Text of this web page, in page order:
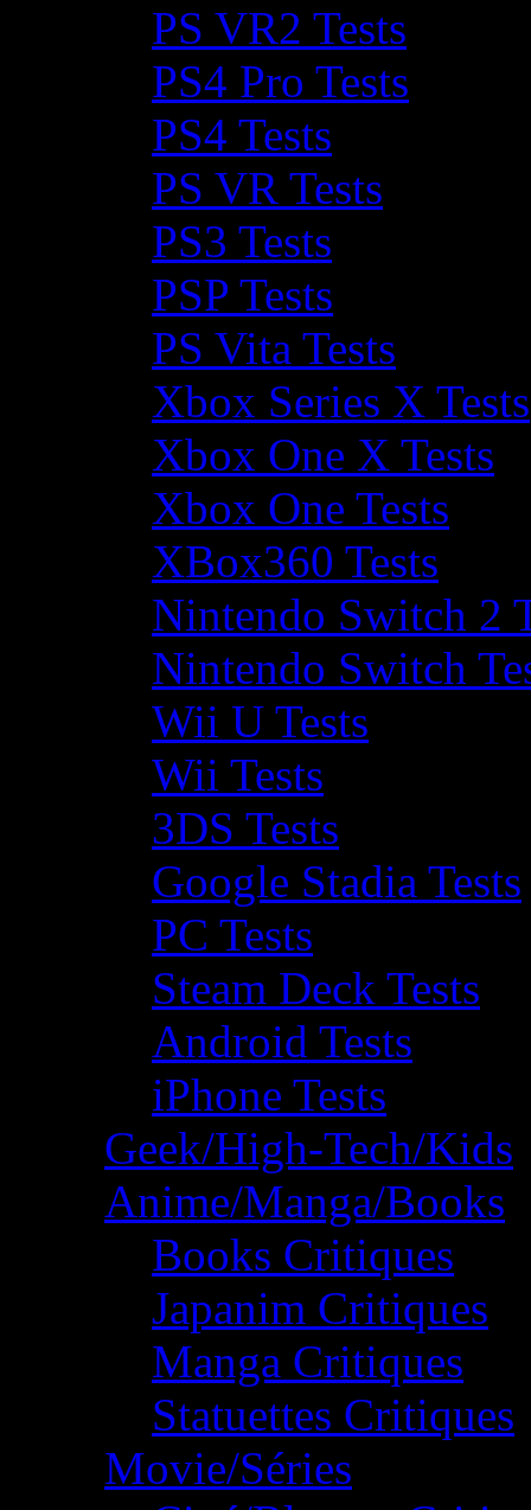
PS VR2 Tests
PS4 Pro Tests
PS4 Tests
PS VR Tests
PS3 Tests
PSP Tests
PS Vita Tests
Xbox Series X Tests
Xbox One X Tests
Xbox One Tests
XBox360 Tests
Nintendo Switch 2
Nintendo Switch
Wii U Tests
Wii Tests
3DS Tests
Google Stadia Tests
PC Tests
Steam Deck Tests
Android Tests
iPhone Tests
Geek/High-Tech/Kids
Anime/Manga/Books
Books Critiques
Japanim Critiques
Manga Critiques
Statuettes Critiques
Movie/Séries